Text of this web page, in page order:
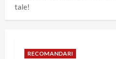
tale!
RECOMANDARI